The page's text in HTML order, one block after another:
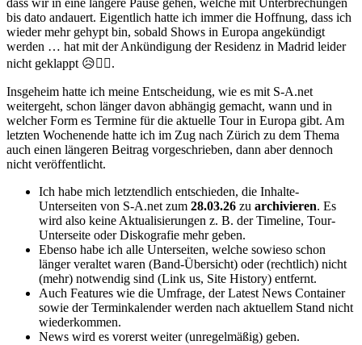
dass wir in eine längere Pause gehen, welche mit Unterbrechungen
bis dato andauert. Eigentlich hatte ich immer die Hoffnung, dass ich
wieder mehr gehypt bin, sobald Shows in Europa angekündigt
werden … hat mit der Ankündigung der Residenz in Madrid leider
nicht geklappt 😥🤷‍♂️.
Insgeheim hatte ich meine Entscheidung, wie es mit S-A.net
weitergeht, schon länger davon abhängig gemacht, wann und in
welcher Form es Termine für die aktuelle Tour in Europa gibt. Am
letzten Wochenende hatte ich im Zug nach Zürich zu dem Thema
auch einen längeren Beitrag vorgeschrieben, dann aber dennoch
nicht veröffentlicht.
Ich habe mich letztendlich entschieden, die Inhalte-
Unterseiten von S-A.net zum 28.03.26 zu archivieren. Es
wird also keine Aktualisierungen z. B. der Timeline, Tour-
Unterseite oder Diskografie mehr geben.
Ebenso habe ich alle Unterseiten, welche sowieso schon
länger veraltet waren (Band-Übersicht) oder (rechtlich) nicht
(mehr) notwendig sind (Link us, Site History) entfernt.
Auch Features wie die Umfrage, der Latest News Container
sowie der Terminkalender werden nach aktuellem Stand nicht
wiederkommen.
News wird es vorerst weiter (unregelmäßig) geben.